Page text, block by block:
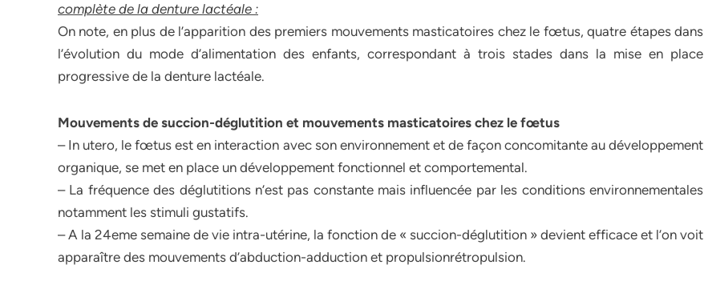
complète de la denture lactéale :
On note, en plus de l’apparition des premiers mouvements masticatoires chez le fœtus, quatre étapes dans
l’évolution du mode d’alimentation des enfants, correspondant à trois stades dans la mise en place
progressive de la denture lactéale.
Mouvements de succion-déglutition et mouvements masticatoires chez le fœtus
– In utero, le fœtus est en interaction avec son environnement et de façon concomitante au développement
organique, se met en place un développement fonctionnel et comportemental.
– La fréquence des déglutitions n’est pas constante mais influencée par les conditions environnementales
notamment les stimuli gustatifs.
– A la 24eme semaine de vie intra-utérine, la fonction de « succion-déglutition » devient efficace et l’on voit
apparaître des mouvements d’abduction-adduction et propulsionrétropulsion.